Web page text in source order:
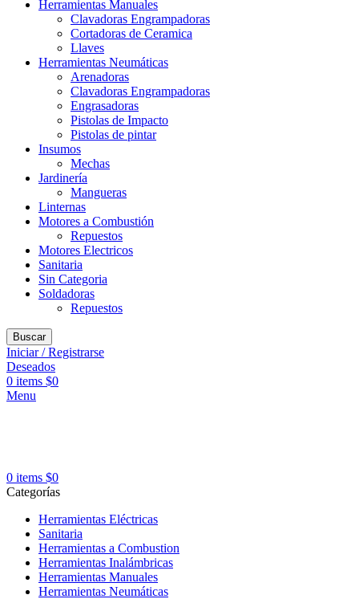
Herramientas Manuales
Clavadoras Engrampadoras
Cortadoras de Ceramica
Llaves
Herramientas Neumáticas
Arenadoras
Clavadoras Engrampadoras
Engrasadoras
Pistolas de Impacto
Pistolas de pintar
Insumos
Mechas
Jardinería
Mangueras
Linternas
Motores a Combustión
Repuestos
Motores Electricos
Sanitaria
Sin Categoria
Soldadoras
Repuestos
Buscar
Iniciar / Registrarse
Deseados
0 items $0
Menu
0 items $0
Categorías
Herramientas Eléctricas
Sanitaria
Herramientas a Combustion
Herramientas Inalámbricas
Herramientas Manuales
Herramientas Neumáticas